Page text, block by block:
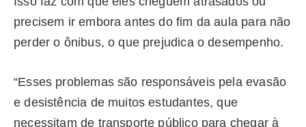
precisem ir embora antes do fim da aula para não
perder o ônibus, o que prejudica o desempenho.
“Esses problemas são responsáveis pela evasão
e desistência de muitos estudantes, que
necessitam de transporte público para chegar à